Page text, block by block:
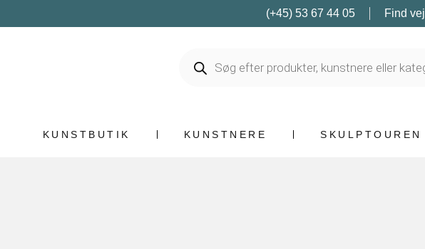
(+45) 53 67 44 05 Find vej
KUNSTBUTIK KUNSTNERE SKULPTOUREN